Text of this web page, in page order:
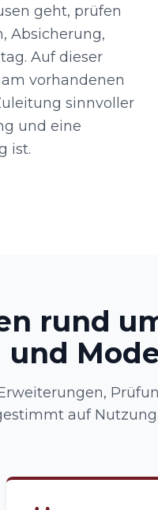
geht, prüfen
Absicherung,
Auf dieser
vorhandenen
sinnvoller
und eine
ist.
rund
und
auf